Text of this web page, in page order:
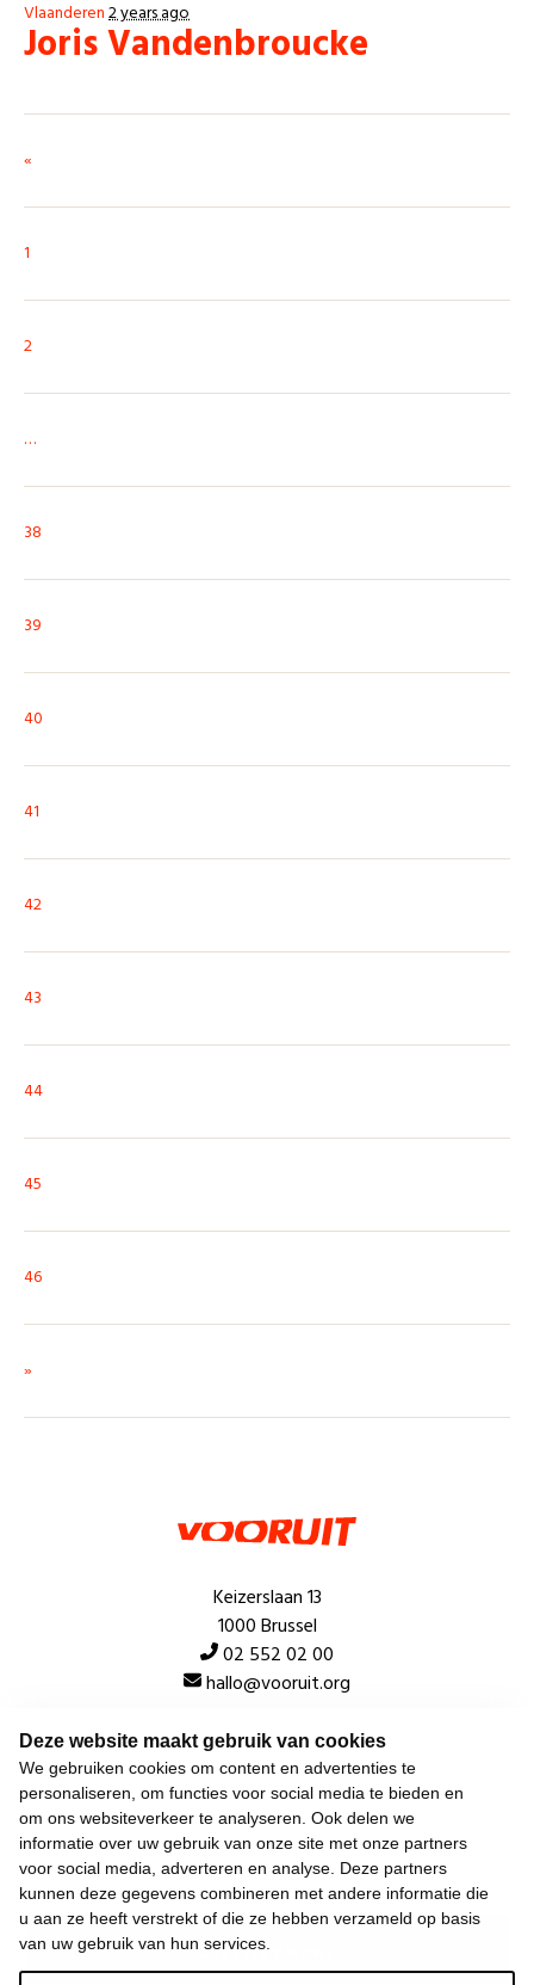
Deze website maakt gebruik van cookies
We gebruiken cookies om content en advertenties te
personaliseren, om functies voor social media te bieden en
om ons websiteverkeer te analyseren. Ook delen we
informatie over uw gebruik van onze site met onze partners
voor social media, adverteren en analyse. Deze partners
kunnen deze gegevens combineren met andere informatie die
u aan ze heeft verstrekt of die ze hebben verzameld op basis
van uw gebruik van hun services.
Vlaanderen2 years ago
Joris Vandenbroucke
«
1
2
…
38
39
40
41
42
43
44
45
46
»
Keizerslaan 13
1000 Brussel
02 552 02 00
hallo@vooruit.org
Snel
Over de beweging
Algemeen
Laatste nieuws